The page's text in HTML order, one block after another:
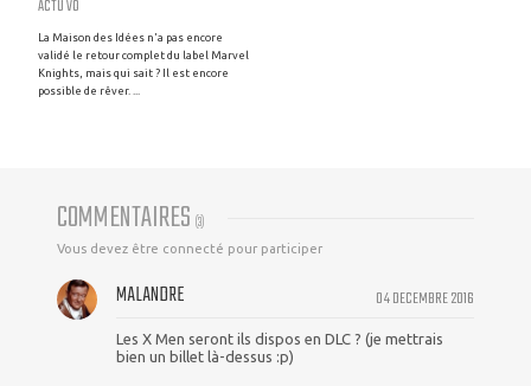
ACTU VO
La Maison des Idées n'a pas encore
validé le retour complet du label Marvel
Knights, mais qui sait ? Il est encore
possible de rêver. ...
COMMENTAIRES (3)
Vous devez être connecté pour participer
04 DECEMBRE 2016
MALANDRE
Les X Men seront ils dispos en DLC ? (je mettrais
bien un billet là-dessus :p)